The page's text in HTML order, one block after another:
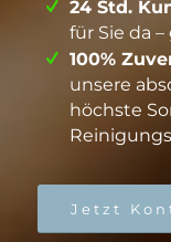
24 Std.
für Sie da
100%
unsere
höchste
Jetzt